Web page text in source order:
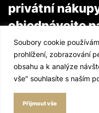
Soubory cookie
prohlížení, zobrazování
obsahu a k analýze
vše" souhlasíte s naším
Přijmout vše
privátní
objednávejte
m:608 80 50
608 80 50 87
einfo@indivine.cz
Rezervovat termín